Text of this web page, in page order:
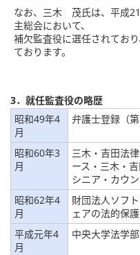
なお、三木 茂氏は、平成
主総会において、
補欠監査役に選任されてお
ております。
3．就任監査役の略歴
昭和49年4
月
弁護士登録（第
昭和60年3
月
三木・吉田法
ース・三木・
シニア・カウン
昭和62年4
月
財団法人ソフ
ェアの法的保
平成元年4
月
中央大学法学